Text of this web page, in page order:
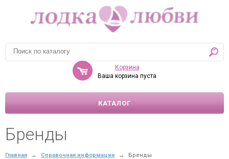
Корзина
Ваша корзина пуста
КАТАЛОГ
Бренды
Главная → Справочная информация → Бренды